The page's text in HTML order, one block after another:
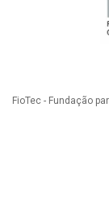
FioTec - Fundação